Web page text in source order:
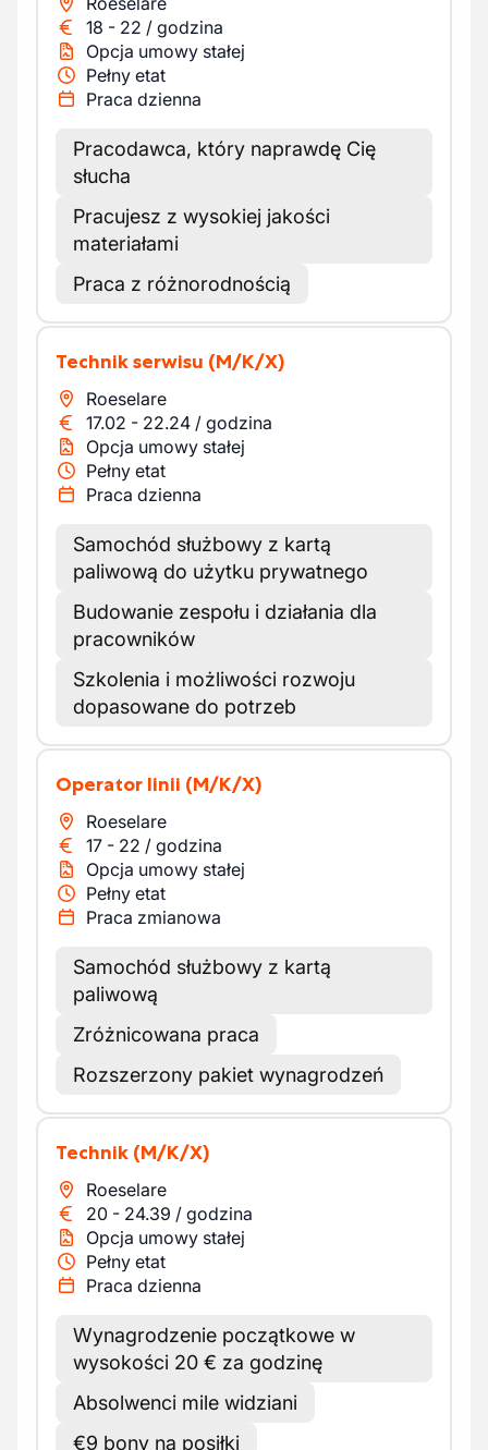
18 - 22 / godzina
Opcja umowy stałej
Pełny etat
Praca dzienna
Pracodawca, który naprawdę Cię
słucha
Pracujesz z wysokiej jakości
materiałami
Praca z różnorodnością
Technik serwisu (M/K/X)
Roeselare
17.02 - 22.24 / godzina
Opcja umowy stałej
Pełny etat
Praca dzienna
Samochód służbowy z kartą
paliwową do użytku prywatnego
Budowanie zespołu i działania dla
pracowników
Szkolenia i możliwości rozwoju
dopasowane do potrzeb
Operator linii (M/K/X)
Roeselare
17 - 22 / godzina
Opcja umowy stałej
Pełny etat
Praca zmianowa
Samochód służbowy z kartą
paliwową
Zróżnicowana praca
Rozszerzony pakiet wynagrodzeń
Technik (M/K/X)
Roeselare
20 - 24.39 / godzina
Opcja umowy stałej
Pełny etat
Praca dzienna
Wynagrodzenie początkowe w
wysokości 20 € za godzinę
Absolwenci mile widziani
€9 bony na posiłki